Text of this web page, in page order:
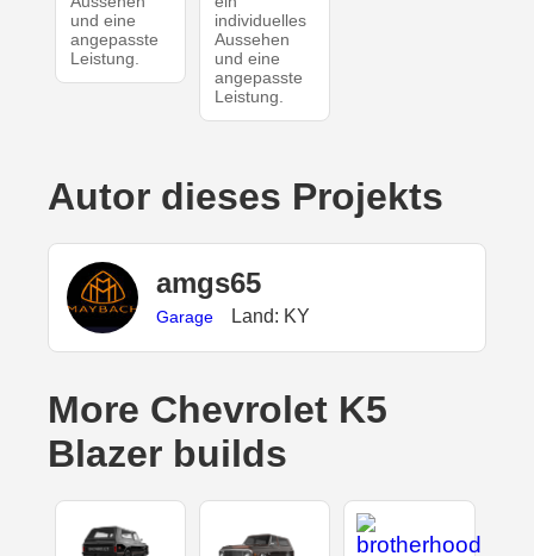
und eine
angepasste
Leistung.
individuelles
Aussehen
und eine
angepasste
Leistung.
Autor dieses Projekts
amgs65
Garage Land: KY
More Chevrolet K5
Blazer builds